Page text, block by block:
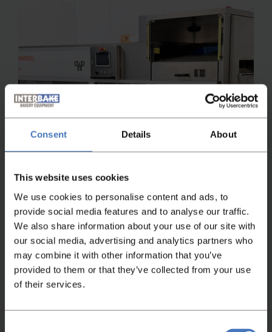
Consent Details About
This website uses cookies
We use cookies to personalise content and ads, to
provide social media features and to analyse our traffic.
We also share information about your use of our site with
our social media, advertising and analytics partners who
may combine it with other information that you’ve
provided to them or that they’ve collected from your use
of their services.
Kleinbroodmachines
WP Miniroll
4643 Schoon en goedwerkend